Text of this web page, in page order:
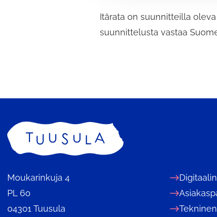
a
l
Itärata on suunnitteilla
suunnittelusta vastaa
Etusivu
Moukarinkuja 4
PL 60
04301 Tuusula